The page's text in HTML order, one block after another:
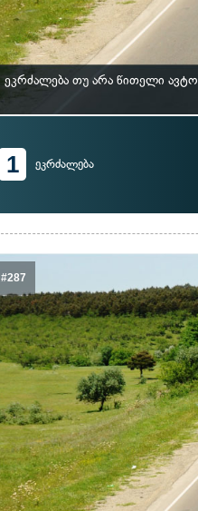
ეკრძალება თუ არა წითელი
1 ეკრძალება
#287